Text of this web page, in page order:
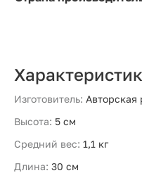
Изготовитель: Авторская
Высота: 5 см
Средний вес: 1,1 кг
Длина: 30 см